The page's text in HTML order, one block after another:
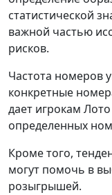
статистической
важной частью
рисков.
Частота номеров
конкретные
дает игрокам
определенных
Кроме того,
могут помочь в
розыгрышей.